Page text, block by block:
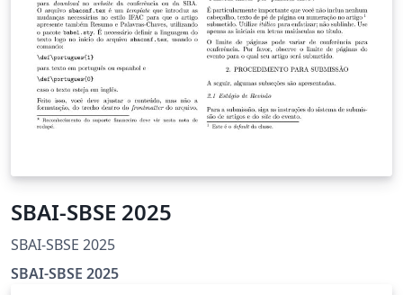
SBAI-SBSE 2025
SBAI-SBSE 2025
SBAI-SBSE 2025